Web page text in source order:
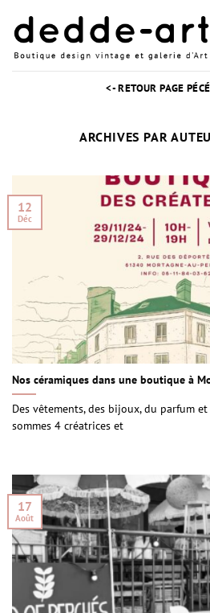
contenu
<- RETOUR PAGE
ARCHIVES PAR
Nos céramiques dans une boutique à
Des vêtements, des bijoux, du parfum
sommes 4 créatrices et
12
Déc
17
Août